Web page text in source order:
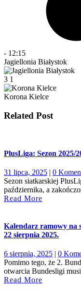
- 12:15
Jagiellonia Białystok
3 1
Korona Kielce
Related Post
PlusLiga: Sezon 2025/
31 lipca, 202531
lipca,
2025
| 0
Sezon siatkarskiej
października, a
Read More
Kalendarz ramowy na
22 sierpnia 2025.
6 sierpnia, 20256
sierpnia,
2025
| 0
Pomimo tego, że 2.
otwarcia Bundesligi
Read More